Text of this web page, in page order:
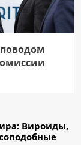
Вироиды,